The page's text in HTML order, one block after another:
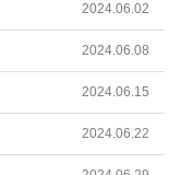
2024.06.02
2024.06.08
2024.06.15
2024.06.22